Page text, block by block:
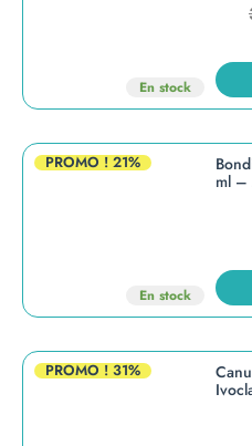
En stock
PROMO ! 21%
En stock
ml –
PROMO ! 31%